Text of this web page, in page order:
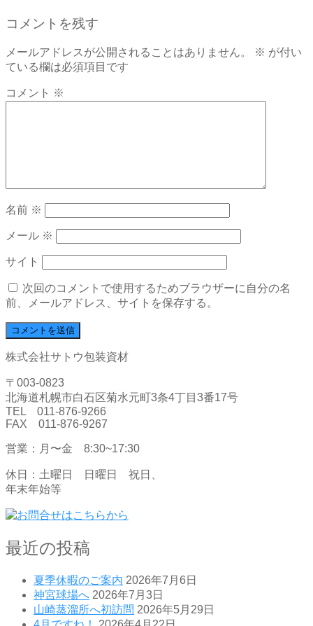
コメントを残す
メールアドレスが公開されることはありません。 ※ が付い
ている欄は必須項目です
コメント ※
名前 ※
メール ※
サイト
次回のコメントで使用するためブラウザーに自分の名
前、メールアドレス、サイトを保存する。
株式会社サトウ包装資材
〒003-0823
北海道札幌市白石区菊水元町3条4丁目3番17号
TEL 011-876-9266
FAX 011-876-9267
営業：月〜金 8:30~17:30
休日：土曜日 日曜日 祝日、
年末年始等
最近の投稿
夏季休暇のご案内 2026年7月6日
神宮球場へ 2026年7月3日
山崎蒸溜所へ初訪問 2026年5月29日